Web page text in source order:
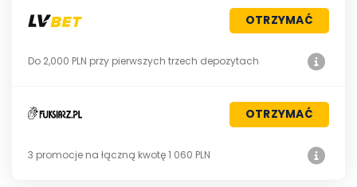
OTRZYMAĆ
Do 2,000 PLN przy pierwszych trzech depozytach
OTRZYMAĆ
3 promocje na łączną kwotę 1 060 PLN